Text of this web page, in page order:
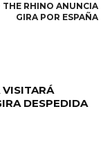
THE RHINO ANUNCIA
GIRA POR ESPAÑA
VISITARÁ
DESPEDIDA